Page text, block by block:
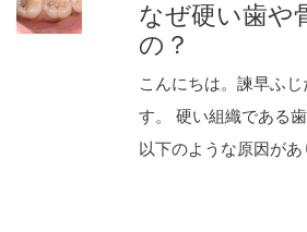
なぜ硬い歯や
の？
こんにちは。諫早ふ
す。 硬い組織である
以下のような原因が